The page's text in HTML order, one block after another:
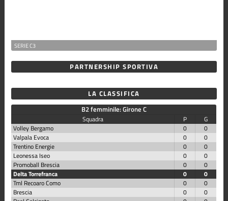
SERIE C3
PARTNERSHIP SPORTIVA
LA CLASSIFICA
B2 femminile: Girone C
Squadra P
G
Volley Bergamo
0
0
Valpala Evoca
0
0
Trentino Energie
0
0
Leonessa Iseo
0
0
Promoball Brescia
0
0
Delta Torrefranca
0
0
Tml Recoaro Como
0
0
Brescia
0
0